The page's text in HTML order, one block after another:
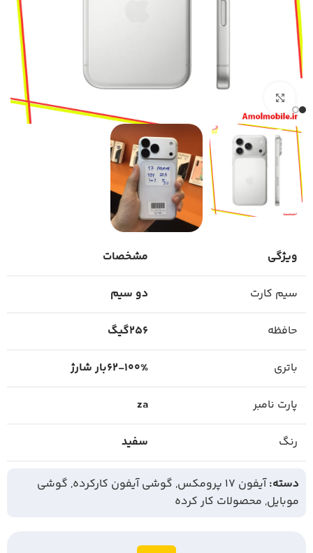
ویژگی مشخصات
سیم کارت دو سیم
حافظه 256گیگ
باتری 100%-62بار شارژ
پارت نامبر za
رنگ سفید
دسته: آیفون 17 پرومکس , گوشی آیفون کارکرده, گوشی
موبایل, محصولات کار کرده